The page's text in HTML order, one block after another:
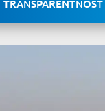
TRANSPARENTNOST